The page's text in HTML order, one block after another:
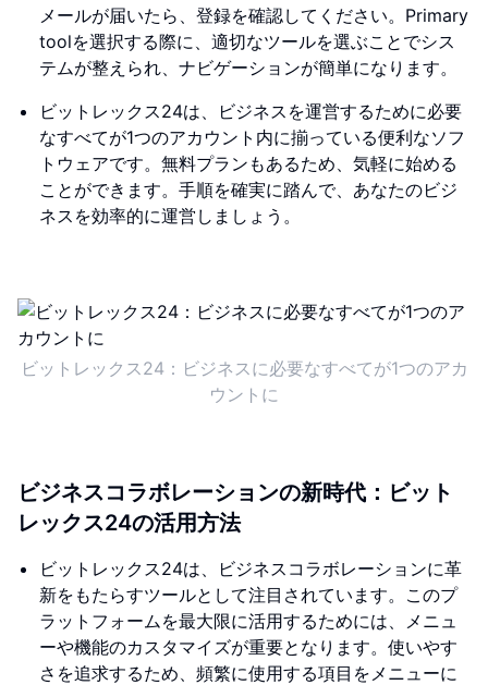
メールが届いたら、登録を確認してください。Primary
toolを選択する際に、適切なツールを選ぶことでシス
テムが整えられ、ナビゲーションが簡単になります。
ビットレックス24は、ビジネスを運営するために必要
なすべてが1つのアカウント内に揃っている便利なソフ
トウェアです。無料プランもあるため、気軽に始める
ことができます。手順を確実に踏んで、あなたのビジ
ネスを効率的に運営しましょう。
ビットレックス24：ビジネスに必要なすべてが1つのアカ
ウントに
ビジネスコラボレーションの新時代：ビット
レックス24の活用方法
ビットレックス24は、ビジネスコラボレーションに革
新をもたらすツールとして注目されています。このプ
ラットフォームを最大限に活用するためには、メニュ
ーや機能のカスタマイズが重要となります。使いやす
さを追求するため、頻繁に使用する項目をメニューに